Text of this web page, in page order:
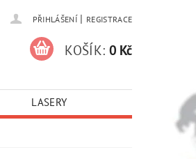
PŘIHLÁŠENÍ | REGISTRACE
KOŠÍK: 0 Kč
LASERY